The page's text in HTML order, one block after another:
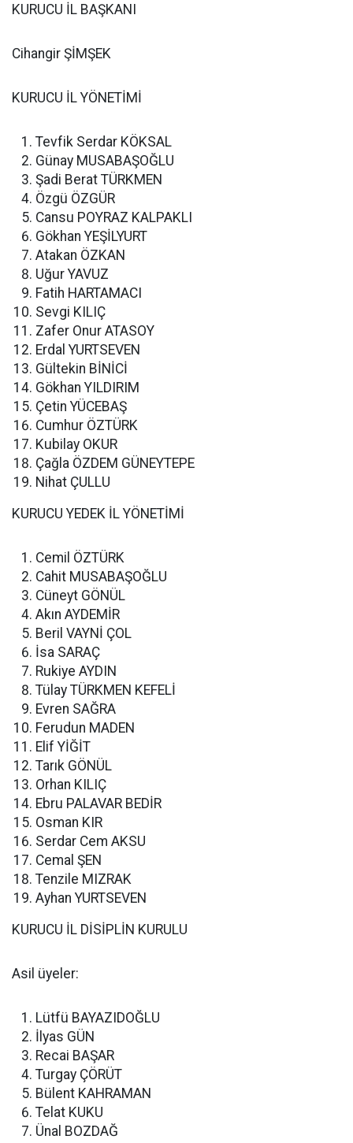
KURUCU İL BAŞKANI
Cihangir ŞİMŞEK
KURUCU İL YÖNETİMİ
Tevfik Serdar KÖKSAL
Günay MUSABAŞOĞLU
Şadi Berat TÜRKMEN
Özgü ÖZGÜR
Cansu POYRAZ KALPAKLI
Gökhan YEŞİLYURT
Atakan ÖZKAN
Uğur YAVUZ
Fatih HARTAMACI
Sevgi KILIÇ
Zafer Onur ATASOY
Erdal YURTSEVEN
Gültekin BİNİCİ
Gökhan YILDIRIM
Çetin YÜCEBAŞ
Cumhur ÖZTÜRK
Kubilay OKUR
Çağla ÖZDEM GÜNEYTEPE
Nihat ÇULLU
KURUCU YEDEK İL YÖNETİMİ
Cemil ÖZTÜRK
Cahit MUSABAŞOĞLU
Cüneyt GÖNÜL
Akın AYDEMİR
Beril VAYNİ ÇOL
İsa SARAÇ
Rukiye AYDIN
Tülay TÜRKMEN KEFELİ
Evren SAĞRA
Ferudun MADEN
Elif YİĞİT
Tarık GÖNÜL
Orhan KILIÇ
Ebru PALAVAR BEDİR
Osman KIR
Serdar Cem AKSU
Cemal ŞEN
Tenzile MIZRAK
Ayhan YURTSEVEN
KURUCU İL DİSİPLİN KURULU
Asil üyeler:
Lütfü BAYAZIDOĞLU
İlyas GÜN
Recai BAŞAR
Turgay ÇÖRÜT
Bülent KAHRAMAN
Telat KUKU
Ünal BOZDAĞ